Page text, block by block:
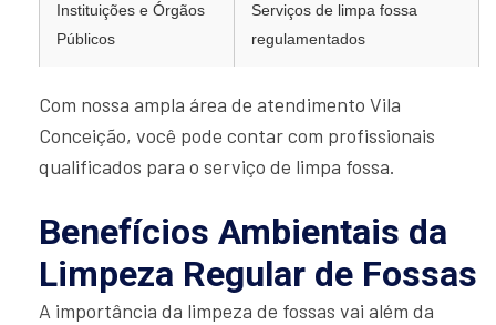
Instituições e Órgãos
Públicos
Serviços de limpa fossa
regulamentados
Com nossa ampla área de atendimento Vila
Conceição, você pode contar com profissionais
qualificados para o serviço de limpa fossa.
Benefícios Ambientais da
Limpeza Regular de Fossas
A importância da limpeza de fossas vai além da